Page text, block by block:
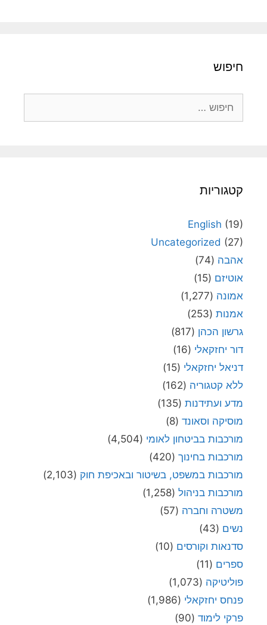
חיפוש
קטגוריות
English (19)
Uncategorized (27)
אהבה (74)
אוטיזם (15)
אמונה (1,277)
אמנות (253)
גרשון הכהן (817)
דור יחזקאלי (16)
דניאל יחזקאלי (15)
ללא קטגוריה (162)
מדע ועתידנות (135)
מוסיקה וסאונד (8)
מורכבות בביטחון לאומי (4,504)
מורכבות בחינוך (420)
מורכבות במשפט, בשיטור ובאכיפת חוק (2,103)
מורכבות בניהול (1,258)
משטרה וחברה (57)
נשים (43)
סדנאות וקורסים (10)
ספרים (11)
פוליטיקה (1,073)
פנחס יחזקאלי (1,986)
פרקי לימוד (90)